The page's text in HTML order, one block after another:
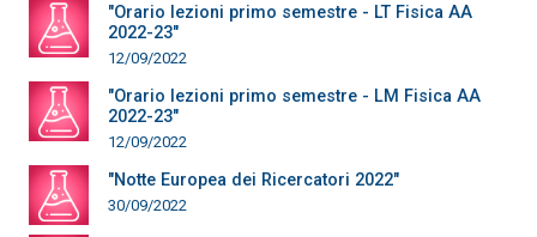
"Orario lezioni primo semestre - LT Fisica AA
2022-23"
12/09/2022
"Orario lezioni primo semestre - LM Fisica AA
2022-23"
12/09/2022
"Notte Europea dei Ricercatori 2022"
30/09/2022